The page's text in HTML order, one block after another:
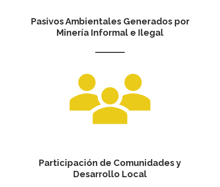
Pasivos Ambientales Generados por
Minería Informal e Ilegal
Participación de Comunidades y
Desarrollo Local